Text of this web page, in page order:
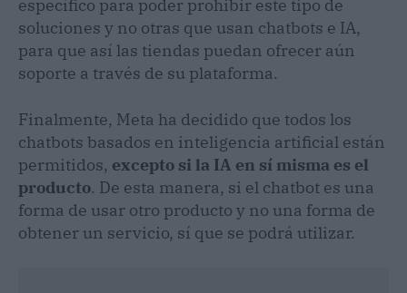
específico para poder prohibir este tipo de
soluciones y no otras que usan chatbots e IA,
para que así las tiendas puedan ofrecer aún
soporte a través de su plataforma.
Finalmente, Meta ha decidido que todos los
chatbots basados en inteligencia artificial están
permitidos, excepto si la IA en sí misma es el
producto. De esta manera, si el chatbot es una
forma de usar otro producto y no una forma de
obtener un servicio, sí que se podrá utilizar.